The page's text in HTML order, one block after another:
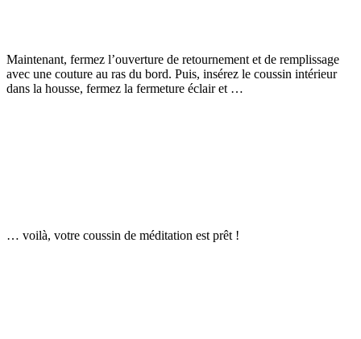
Maintenant, fermez l’ouverture de retournement et de remplissage
avec une couture au ras du bord. Puis, insérez le coussin intérieur
dans la housse, fermez la fermeture éclair et …
… voilà, votre coussin de méditation est prêt !